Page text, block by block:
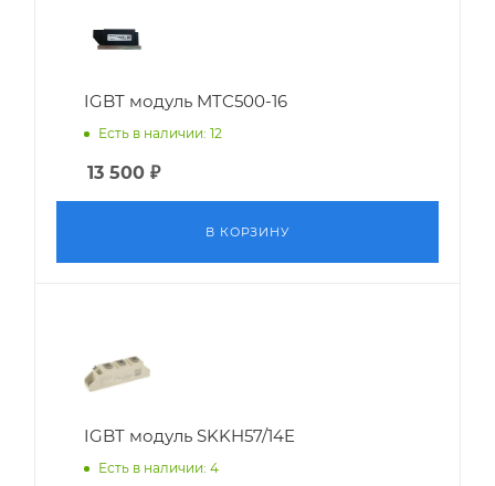
IGBT модуль MTC500-16
Есть в наличии: 12
13 500 ₽
В КОРЗИНУ
IGBT модуль SKKH57/14E
Есть в наличии: 4